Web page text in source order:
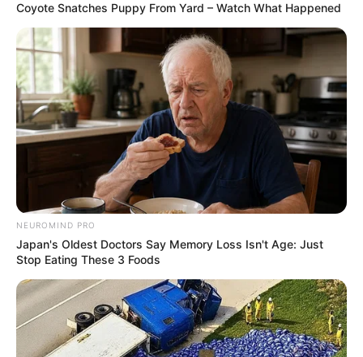
Coyote Snatches Puppy From Yard – Watch What Happened
NEUROMIND PRO
Japan's Oldest Doctors Say Memory Loss Isn't Age: Just
Stop Eating These 3 Foods